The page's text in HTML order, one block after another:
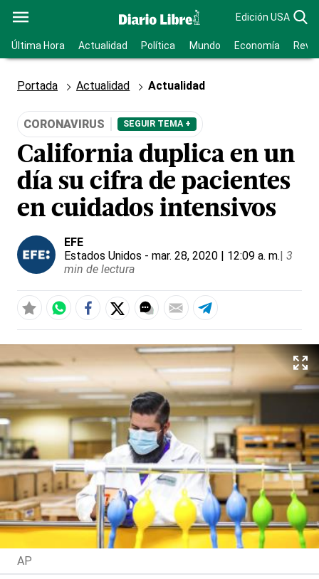
Edición USA
Última Hora Actualidad Política Mundo Economía
Portada Actualidad Actualidad
CORONAVIRUS SEGUIR TEMA +
California duplica en un
día su cifra de pacientes
en cuidados intensivos
EFE
Estados Unidos - mar. 28, 2020 | 12:09 a. m.| 3
min de lectura
AP